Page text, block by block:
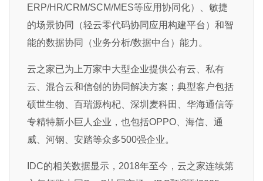
ERP/HR/CRM/SCM/MES等应用协同化）、敏捷
的场景协同（轻云零代码协同应用构建平台）和智
能的数据协同（业务分析/数据中台）能力。
云之家已为上万家中大型企业提供公有云、私有
云、混合云和信创的协同解决方案；典型客户包括
硕世生物、百瑞源枸杞、深圳麦科田、华海通信等
专精特新小巨人企业，也包括OPPO、海信、通
威、河钢、安踏等众多500强企业。
IDC的相关数据显示，2018年至今，云之家连续第